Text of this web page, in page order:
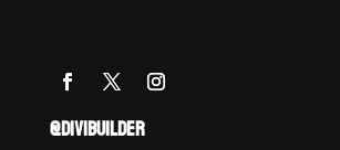
@DIVIBUILDER